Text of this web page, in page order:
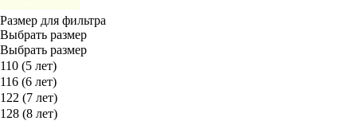
Размер для фильтра
Выбрать размер
Выбрать размер
110 (5 лет)
116 (6 лет)
122 (7 лет)
128 (8 лет)